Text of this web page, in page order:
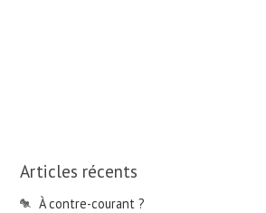
Articles récents
À contre-courant ?